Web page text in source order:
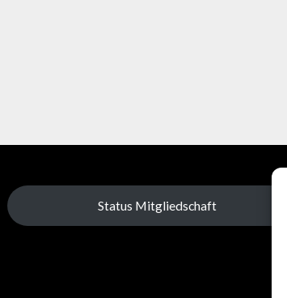
Status Mitgliedschaft